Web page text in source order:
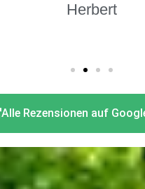
Herbert
Alle Rezensionen auf